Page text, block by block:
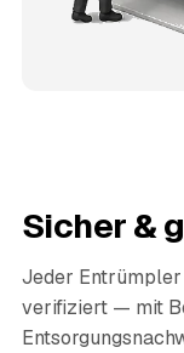
Sicher &
Jeder
verifiziert — mit